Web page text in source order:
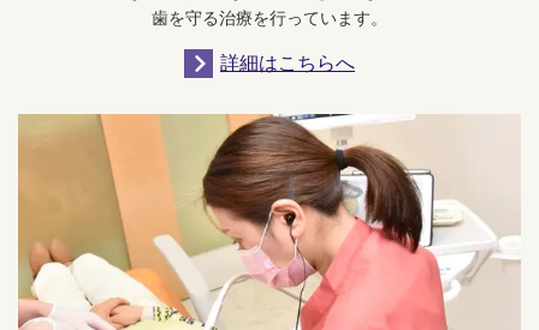
歯を守る治療を行っています。
詳細はこちらへ